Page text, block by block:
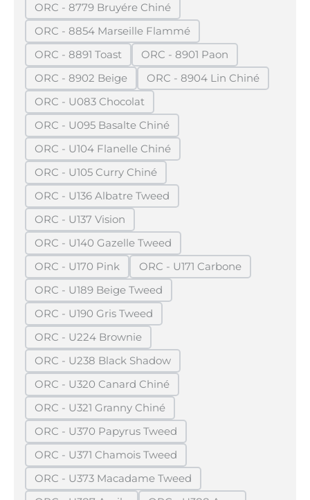
ORC - 8779 Bruyére Chiné
(Diese Option ist zurzeit nicht verfügbar.)
ORC - 8854 Marseille Flammé
(Diese Option ist zurzeit nicht verfügbar.)
ORC - 8891 Toast
(Diese Option ist zurzeit nicht verfügbar.)
ORC - 8901 Paon
(Diese Option ist zurzeit
ORC - 8902 Beige
(Diese Option ist zurzeit nicht verfügbar.)
ORC - 8904 Lin Chiné
(Diese Option ist
ORC - U083 Chocolat
(Diese Option ist zurzeit nicht verfügbar.)
ORC - U095 Basalte Chiné
(Diese Option ist zurzeit nicht verfügbar.)
ORC - U104 Flanelle Chiné
(Diese Option ist zurzeit nicht verfügbar.)
ORC - U105 Curry Chiné
(Diese Option ist zurzeit nicht verfügbar.)
ORC - U136 Albatre Tweed
(Diese Option ist zurzeit nicht verfügbar.)
ORC - U137 Vision
(Diese Option ist zurzeit nicht verfügbar.)
ORC - U140 Gazelle Tweed
(Diese Option ist zurzeit nicht verfügbar.)
ORC - U170 Pink
(Diese Option ist zurzeit nicht verfügbar.)
ORC - U171 Carbone
(Diese Option ist zurzeit
ORC - U189 Beige Tweed
(Diese Option ist zurzeit nicht verfügbar.)
ORC - U190 Gris Tweed
(Diese Option ist zurzeit nicht verfügbar.)
ORC - U224 Brownie
(Diese Option ist zurzeit nicht verfügbar.)
ORC - U238 Black Shadow
(Diese Option ist zurzeit nicht verfügbar.)
ORC - U320 Canard Chiné
(Diese Option ist zurzeit nicht verfügbar.)
ORC - U321 Granny Chiné
(Diese Option ist zurzeit nicht verfügbar.)
ORC - U370 Papyrus Tweed
(Diese Option ist zurzeit nicht verfügbar.)
ORC - U371 Chamois Tweed
(Diese Option ist zurzeit nicht verfügbar.)
ORC - U373 Macadame Tweed
(Diese Option ist zurzeit nicht verfügbar.)